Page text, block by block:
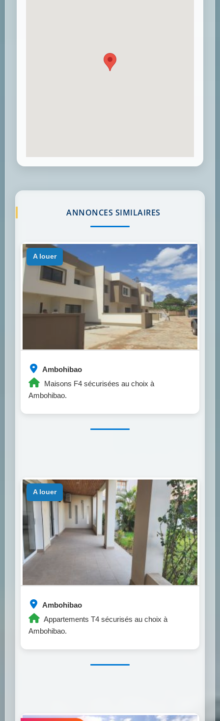
ANNONCES SIMILAIRES
Ambohibao
Maisons F4 sécurisées au choix à
Ambohibao.
a louer
Ambohibao
Appartements T4 sécurisés au choix à
Ambohibao.
a louer